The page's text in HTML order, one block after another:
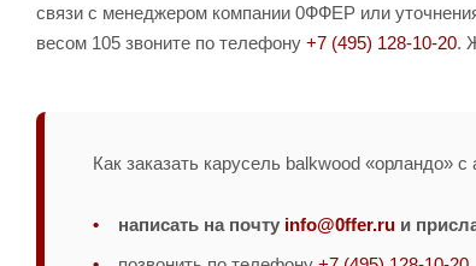
связи с менеджером компании 0ФФЕР или
весом 105 звоните по телефону +7 (495) 128-10-20.
Как заказать карусель balkwood «орландо» с
написать на почту info@0ffer.ru и